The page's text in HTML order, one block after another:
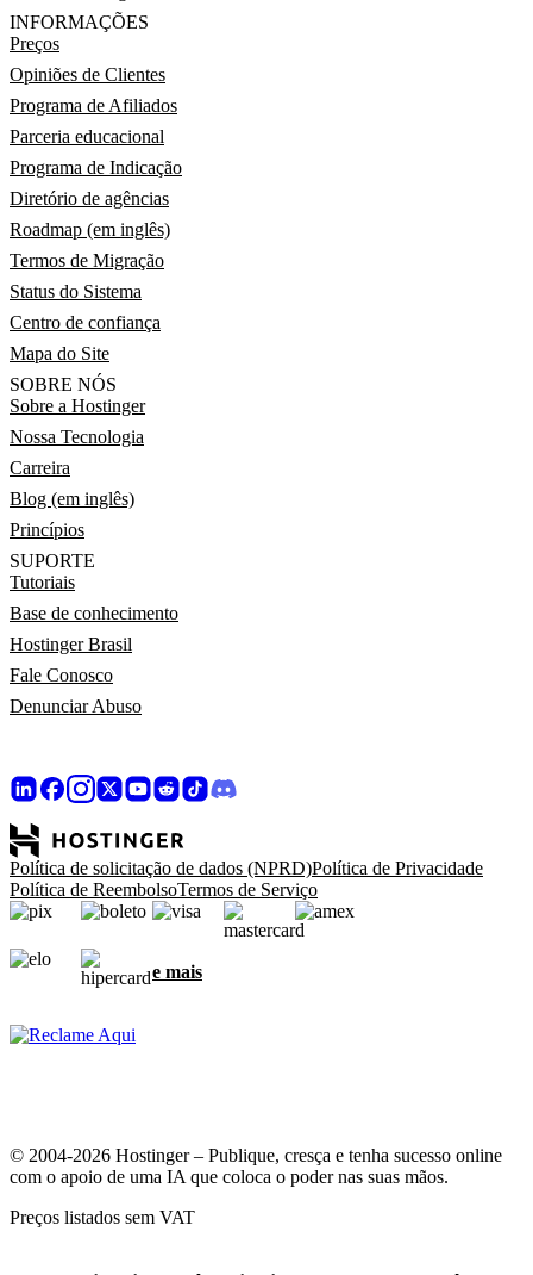
INFORMAÇÕES
Preços
Opiniões de Clientes
Programa de Afiliados
Parceria educacional
Programa de Indicação
Diretório de agências
Roadmap (em inglês)
Termos de Migração
Status do Sistema
Centro de confiança
Mapa do Site
SOBRE NÓS
Sobre a Hostinger
Nossa Tecnologia
Carreira
Blog (em inglês)
Princípios
SUPORTE
Tutoriais
Base de conhecimento
Hostinger Brasil
Fale Conosco
Denunciar Abuso
Política de solicitação de dados (NPRD)Política de Privacidade
Política de ReembolsoTermos de Serviço
e mais
© 2004-2026 Hostinger – Publique, cresça e tenha sucesso online
com o apoio de uma IA que coloca o poder nas suas mãos.
Preços listados sem VAT